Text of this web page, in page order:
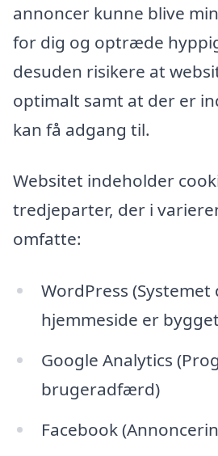
annoncer kunne blive
for dig og optræde
desuden risikere at
optimalt samt at der er
kan få adgang til.
Websitet indeholder
tredjeparter, der i
omfatte:
WordPress (Systemet
hjemmeside er
Google Analytics
brugeradfærd)
Facebook